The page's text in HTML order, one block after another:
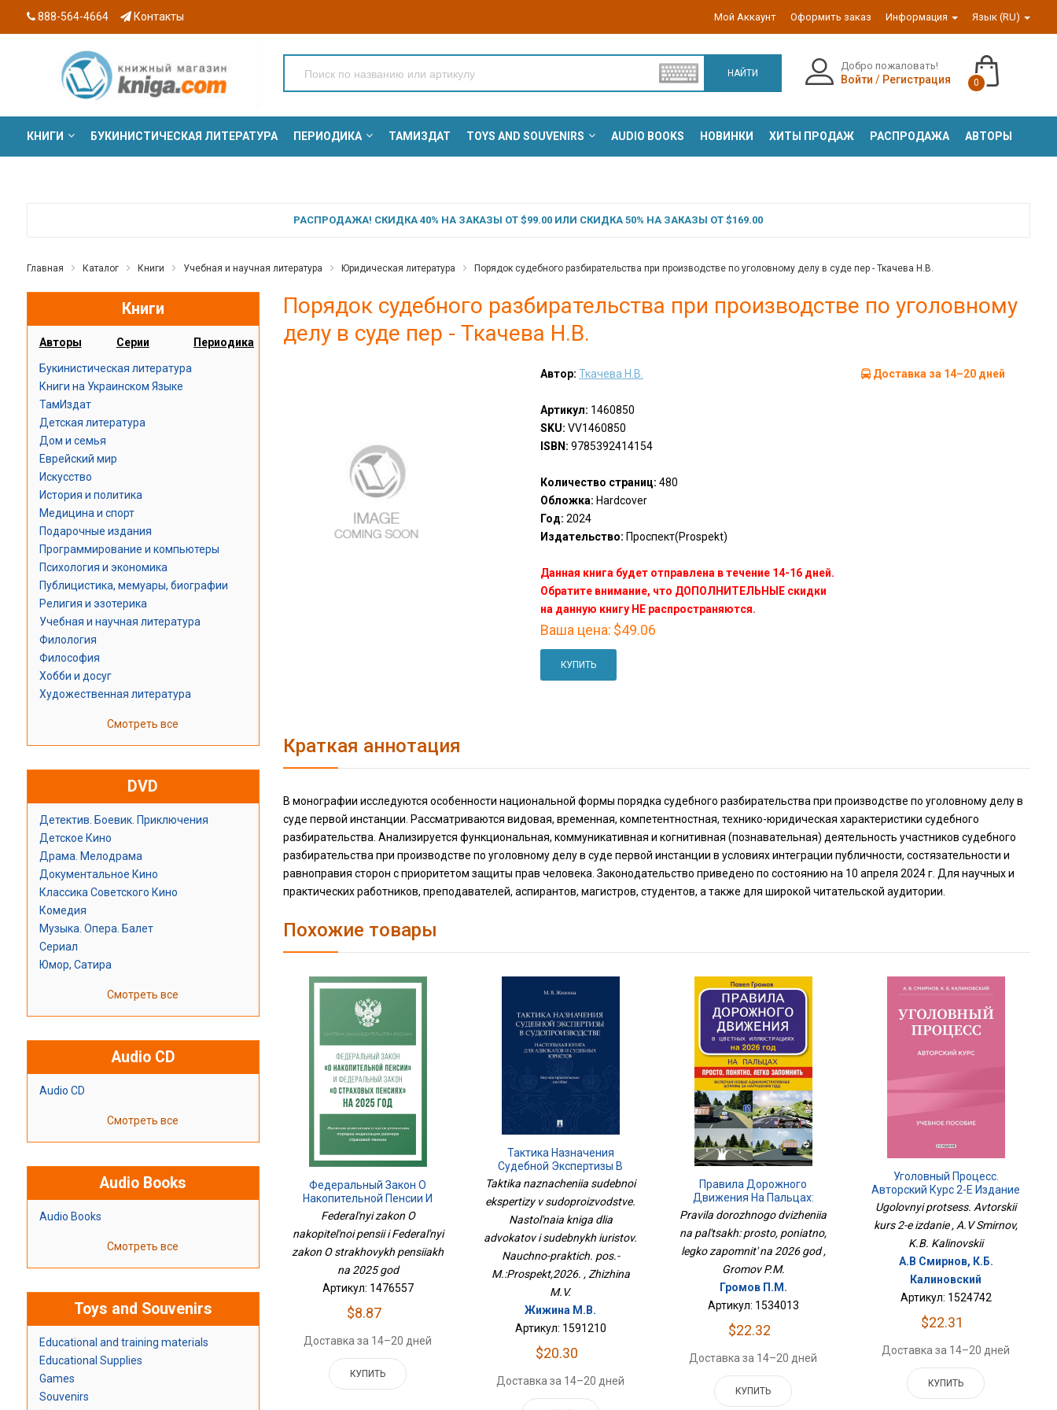
888-564-4664 Контакты Мой Аккаунт Оформить заказ Информация Язык (RU)
НАЙТИ
Добро пожаловать!
Войти / Регистрация 0
КНИГИ БУКИНИСТИЧЕСКАЯ ЛИТЕРАТУРА ПЕРИОДИКА ТАМИЗДАТ TOYS AND SOUVENIRS AUDIO BOOKS НОВИНКИ ХИТЫ ПРОДАЖ РАСПРОДАЖА АВТОРЫ
РАСПРОДАЖА! СКИДКА 40% НА ЗАКАЗЫ ОТ $99.00 ИЛИ СКИДКА 50% НА ЗАКАЗЫ ОТ $169.00
Главная Каталог Книги Учебная и научная литература Юридическая литература Порядок судебного разбирательства при производстве по уголовному делу в суде пер - Ткачева Н.В.
Книги
Авторы Серии Периодика
Букинистическая литература
Книги на Украинском Языке
ТамИздат
Детская литература
Дом и семья
Еврейский мир
Искусство
История и политика
Медицина и спорт
Подарочные издания
Программирование и компьютеры
Психология и экономика
Публицистика, мемуары, биографии
Религия и эзотерика
Учебная и научная литература
Филология
Философия
Хобби и досуг
Художественная литература
Смотреть все
DVD
Детектив. Боевик. Приключения
Детское Кино
Драма. Мелодрама
Документальное Кино
Классика Советского Кино
Комедия
Музыка. Опера. Балет
Сериал
Юмор, Сатира
Смотреть все
Audio CD
Audio CD
Смотреть все
Audio Books
Audio Books
Смотреть все
Toys and Souvenirs
Educational and training materials
Educational Supplies
Games
Souvenirs
Порядок судебного разбирательства при производстве по уголовному
делу в суде пер - Ткачева Н.В.
Автор: Ткачева Н.В.
Артикул: 1460850
SKU: VV1460850
ISBN: 9785392414154
Количество страниц: 480
Обложка: Hardcover
Год: 2024
Издательство: Проспект(Prospekt)
Данная книга будет отправлена в течение 14-16 дней.
Обратите внимание, что ДОПОЛНИТЕЛЬНЫЕ скидки
на данную книгу НЕ распространяются.
Ваша цена: $49.06
КУПИТЬ
Доставка за 14–20 дней
Краткая аннотация
В монографии исследуются особенности национальной формы порядка судебного разбирательства при производстве по уголовному делу в
суде первой инстанции. Рассматриваются видовая, временная, компетентностная, технико-юридическая характеристики судебного
разбирательства. Анализируется функциональная, коммуникативная и когнитивная (познавательная) деятельность участников судебного
разбирательства при производстве по уголовному делу в суде первой инстанции в условиях интеграции публичности, состязательности и
равноправия сторон с приоритетом защиты прав человека. Законодательство приведено по состоянию на 10 апреля 2024 г. Для научных и
практических работников, преподавателей, аспирантов, магистров, студентов, а также для широкой читательской аудитории.
Похожие товары
Федеральный Закон О
Накопительной Пенсии И
Федеральный Закон О
Страховых Пенсиях На 2025
Год
Federal'nyi zakon O
nakopitel'noi pensii i Federal'nyi
zakon O strakhovykh pensiiakh
na 2025 god
Артикул: 1476557
$8.87
Доставка за 14–20 дней
КУПИТЬ
Тактика Назначения
Судебной Экспертизы В
Судопроизводстве.
Адвокатов И Судебных
Юристов. Научно-Практич.
Пос.-М.:Проспект,2026.
Taktika naznacheniia sudebnoi
ekspertizy v sudoproizvodstve.
Nastol'naia kniga dlia
advokatov i sudebnykh iuristov.
Nauchno-praktich. pos.-
M.:Prospekt,2026. , Zhizhina
M.V.
Жижина М.В.
Артикул: 1591210
$20.30
Доставка за 14–20 дней
Правила Дорожного
Движения На Пальцах:
Просто, Понятно, Легко
Запомнить На 2026 Год
Pravila dorozhnogo dvizheniia
na pal'tsakh: prosto, poniatno,
legko zapomnit' na 2026 god ,
Gromov P.M.
Громов П.М.
Артикул: 1534013
$22.32
Доставка за 14–20 дней
КУПИТЬ
Уголовный Процесс.
Авторский Курс 2-Е Издание
Ugolovnyi protsess. Avtorskii
kurs 2-e izdanie , A.V Smirnov,
K.B. Kalinovskii
А.В Смирнов, К.Б.
Калиновский
Артикул: 1524742
$22.31
Доставка за 14–20 дней
КУПИТЬ